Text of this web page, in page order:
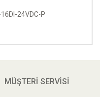
24VDC-P
MÜŞTERI SERVISI